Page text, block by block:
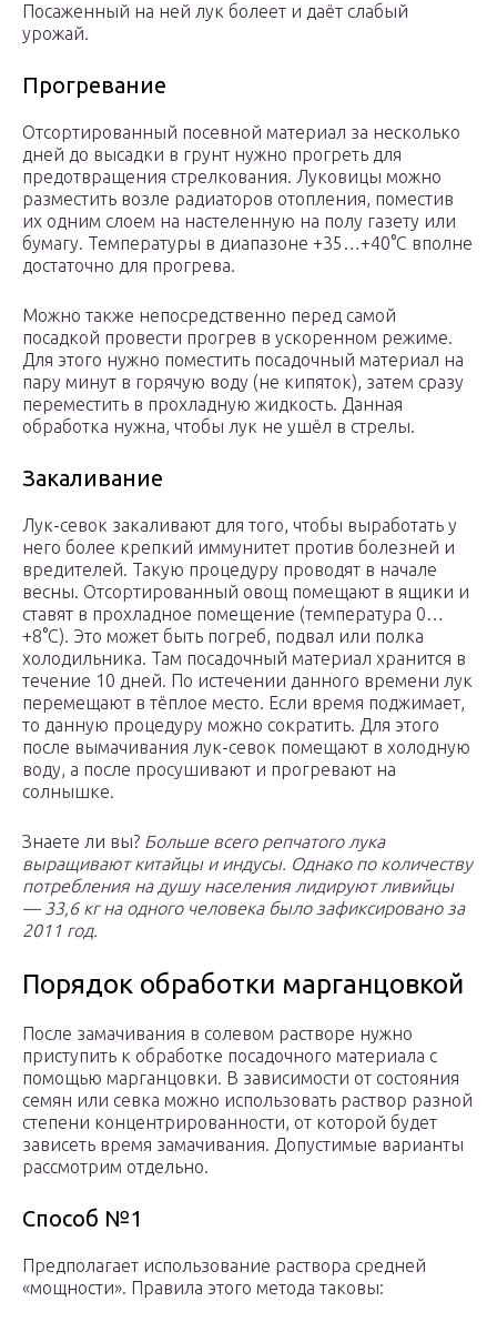
Посаженный на ней лук болеет и даёт слабый
урожай.
Прогревание
Отсортированный посевной материал за несколько
дней до высадки в грунт нужно прогреть для
предотвращения стрелкования. Луковицы можно
разместить возле радиаторов отопления, поместив
их одним слоем на настеленную на полу газету или
бумагу. Температуры в диапазоне +35…+40°С вполне
достаточно для прогрева.
Можно также непосредственно перед самой
посадкой провести прогрев в ускоренном режиме.
Для этого нужно поместить посадочный материал на
пару минут в горячую воду (не кипяток), затем сразу
переместить в прохладную жидкость. Данная
обработка нужна, чтобы лук не ушёл в стрелы.
Закаливание
Лук-севок закаливают для того, чтобы выработать у
него более крепкий иммунитет против болезней и
вредителей. Такую процедуру проводят в начале
весны. Отсортированный овощ помещают в ящики и
ставят в прохладное помещение (температура 0…
+8°С). Это может быть погреб, подвал или полка
холодильника. Там посадочный материал хранится в
течение 10 дней. По истечении данного времени лук
перемещают в тёплое место. Если время поджимает,
то данную процедуру можно сократить. Для этого
после вымачивания лук-севок помещают в холодную
воду, а после просушивают и прогревают на
солнышке.
Знаете ли вы? Больше всего репчатого лука
выращивают китайцы и индусы. Однако по количеству
потребления на душу населения лидируют ливийцы
— 33,6 кг на одного человека было зафиксировано за
2011 год.
Порядок обработки марганцовкой
После замачивания в солевом растворе нужно
приступить к обработке посадочного материала с
помощью марганцовки. В зависимости от состояния
семян или севка можно использовать раствор разной
степени концентрированности, от которой будет
зависеть время замачивания. Допустимые варианты
рассмотрим отдельно.
Способ №1
Предполагает использование раствора средней
«мощности». Правила этого метода таковы: